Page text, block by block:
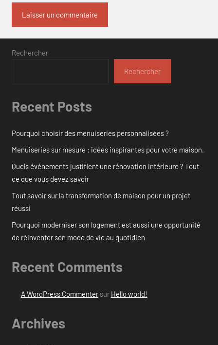
Rechercher
Rechercher
Recent Posts
Pourquoi choisir des menuiseries personnalisées ?
Menuiseries sur mesure : idées inspirantes pour votre maison.
Quels événements justifient une rénovation intérieure ? Tout
ce que vous devez savoir
Tout savoir sur la transformation de maison pour un projet
réussi
Pourquoi moderniser son logement est aussi une opportunité
de réinventer son mode de vie au quotidien
Recent Comments
A WordPress Commentersur Hello world!
Archives